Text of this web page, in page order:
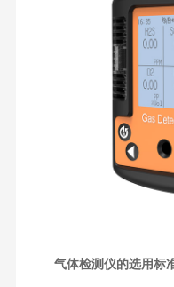
气体检测仪的选用标